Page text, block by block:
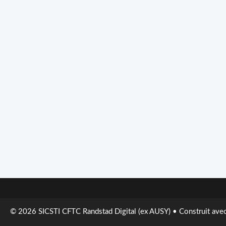
© 2026 SICSTI CFTC Randstad Digital (ex AUSY) • Construit